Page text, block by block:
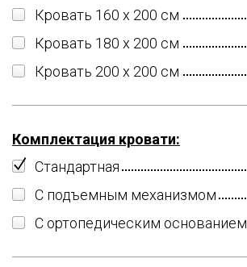
Кровать 160 x 200 см
Кровать 180 x 200 см
Кровать 200 x 200 см
Комплектация кровати:
Стандартная
С подъемным механизмом
С ортопедическим основанием